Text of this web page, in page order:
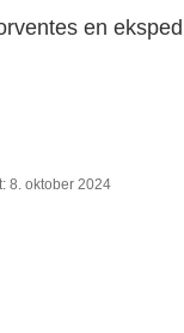
en
8. oktober 2024